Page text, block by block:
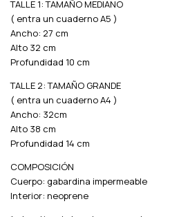
TALLE 1: TAMAÑO MEDIANO
( entra un cuaderno A5 )
Ancho: 27 cm
Alto 32 cm
Profundidad 10 cm
TALLE 2: TAMAÑO GRANDE
( entra un cuaderno A4 )
Ancho: 32cm
Alto 38 cm
Profundidad 14 cm
COMPOSICIÓN
Cuerpo: gabardina impermeable
Interior: neoprene